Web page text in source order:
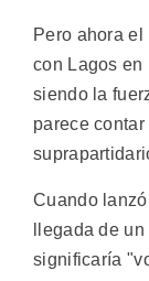
Pero ahora
con Lagos en
siendo la
parece
Cuando
llegada de
significaría